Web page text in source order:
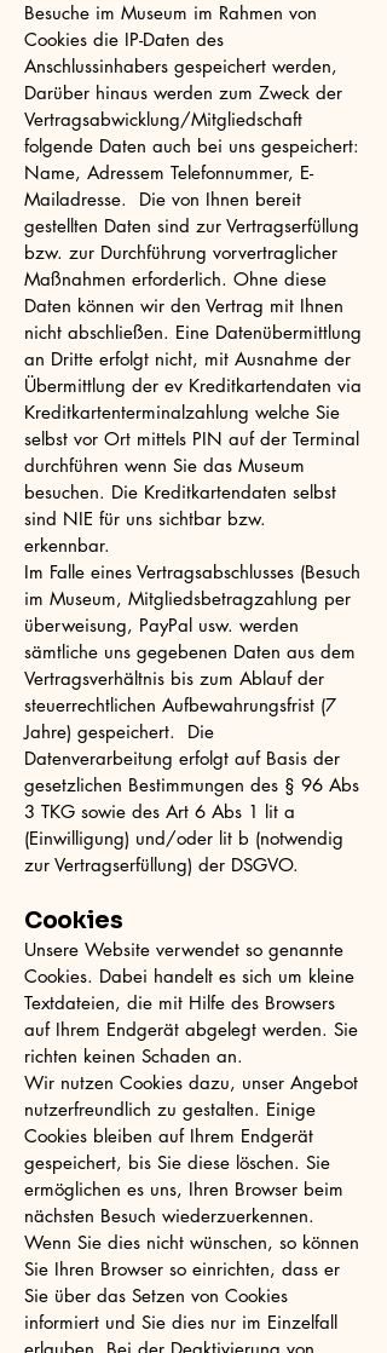
Besuche im Museum im Rahmen von
Cookies die IP-Daten des
Anschlussinhabers gespeichert werden,
Darüber hinaus werden zum Zweck der
Vertragsabwicklung/Mitgliedschaft
folgende Daten auch bei uns gespeichert:
Name, Adressem Telefonnummer, E-
Mailadresse. Die von Ihnen bereit
gestellten Daten sind zur Vertragserfüllung
bzw. zur Durchführung vorvertraglicher
Maßnahmen erforderlich. Ohne diese
Daten können wir den Vertrag mit Ihnen
nicht abschließen. Eine Datenübermittlung
an Dritte erfolgt nicht, mit Ausnahme der
Übermittlung der ev Kreditkartendaten via
Kreditkartenterminalzahlung welche Sie
selbst vor Ort mittels PIN auf der Terminal
durchführen wenn Sie das Museum
besuchen. Die Kreditkartendaten selbst
sind NIE für uns sichtbar bzw.
erkennbar.
Im Falle eines Vertragsabschlusses (Besuch
im Museum, Mitgliedsbetragzahlung per
überweisung, PayPal usw. werden
sämtliche uns gegebenen Daten aus dem
Vertragsverhältnis bis zum Ablauf der
steuerrechtlichen Aufbewahrungsfrist (7
Jahre) gespeichert. Die
Datenverarbeitung erfolgt auf Basis der
gesetzlichen Bestimmungen des § 96 Abs
3 TKG sowie des Art 6 Abs 1 lit a
(Einwilligung) und/oder lit b (notwendig
zur Vertragserfüllung) der DSGVO.
Cookies
Unsere Website verwendet so genannte
Cookies. Dabei handelt es sich um kleine
Textdateien, die mit Hilfe des Browsers
auf Ihrem Endgerät abgelegt werden. Sie
richten keinen Schaden an.
Wir nutzen Cookies dazu, unser Angebot
nutzerfreundlich zu gestalten. Einige
Cookies bleiben auf Ihrem Endgerät
gespeichert, bis Sie diese löschen. Sie
ermöglichen es uns, Ihren Browser beim
nächsten Besuch wiederzuerkennen.
Wenn Sie dies nicht wünschen, so können
Sie Ihren Browser so einrichten, dass er
Sie über das Setzen von Cookies
informiert und Sie dies nur im Einzelfall